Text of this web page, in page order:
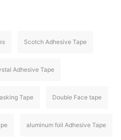
Scotch Adhesive Tape
Adhesive Tape
Tape Double Face tape
aluminum foil Adhesive Tape